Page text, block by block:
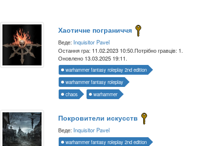
Хаотичне пограниччя
Веде: Inquisitor Pavel
Остання гра: 11.02.2023 10:50.Потрібно гравців: 1.
Оновлено 13.03.2025 19:11.
warhammer fantasy roleplay 2nd edition
warhammer fantasy roleplay
chaos
warhammer
Покровители искусств
Веде: Inquisitor Pavel
warhammer fantasy roleplay 2nd edition